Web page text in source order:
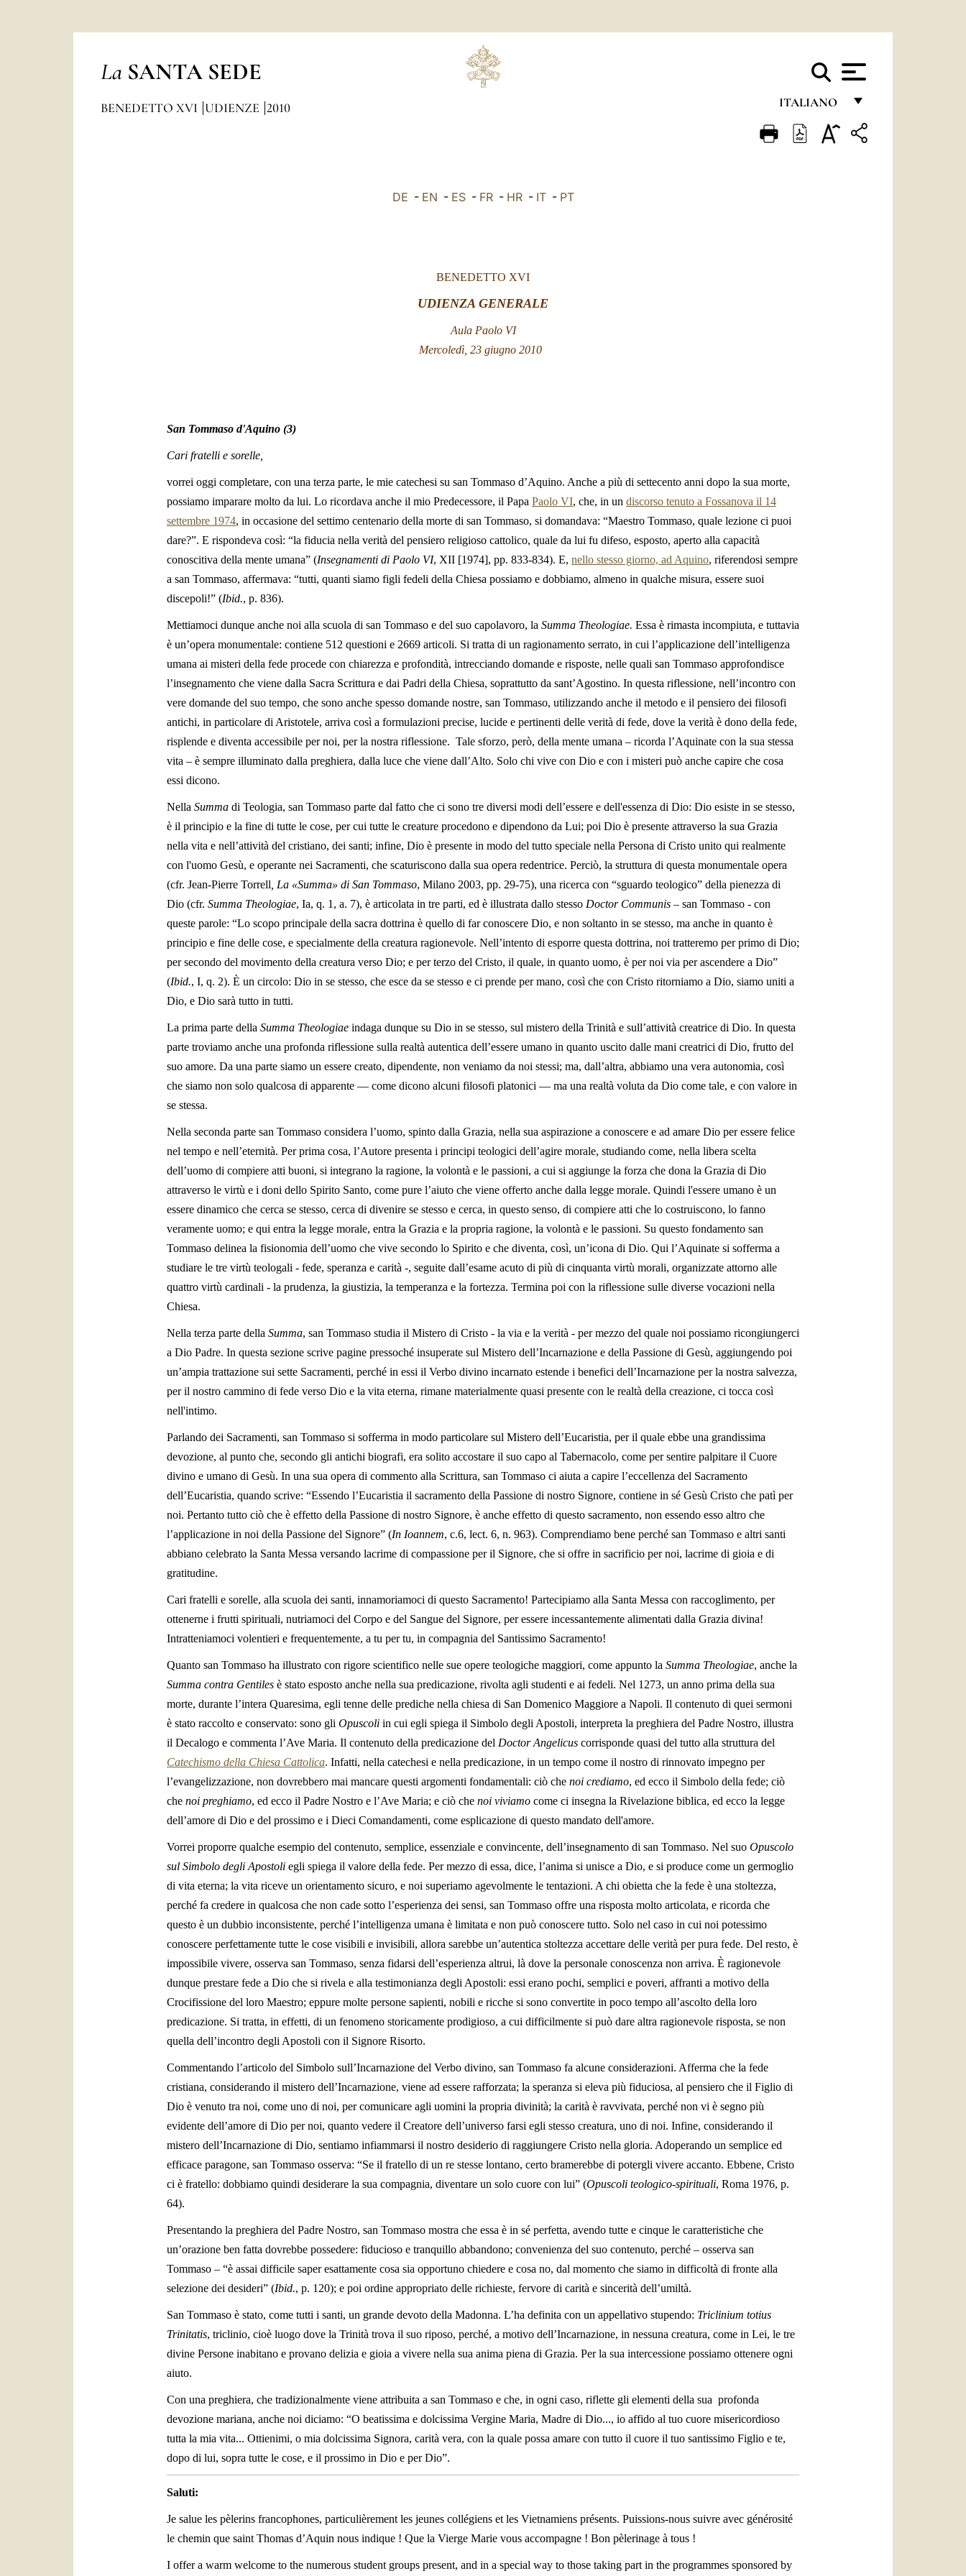
La SANTA SEDE
ITALIANO
FRANÇAIS
BENEDETTO XVI UDIENZE 2010
DE - EN - ES- FR- HR- IT- PT
BENEDETTO XVI
UDIENZA GENERALE
Aula Paolo VI
Mercoledì, 23 giugno 2010
San Tommaso d'Aquino (3)
Cari fratelli e sorelle,
vorrei oggi completare, con una terza parte, le mie catechesi su san Tommaso d’Aquino. Anche a più di settecento anni dopo la sua morte,
possiamo imparare molto da lui. Lo ricordava anche il mio Predecessore, il Papa Paolo VI, che, in un discorso tenuto a Fossanova il 14
settembre 1974, in occasione del settimo centenario della morte di san Tommaso, si domandava: “Maestro Tommaso, quale lezione ci puoi
dare?”. E rispondeva così: “la fiducia nella verità del pensiero religioso cattolico, quale da lui fu difeso, esposto, aperto alla capacità
conoscitiva della mente umana” (Insegnamenti di Paolo VI, XII [1974], pp. 833-834). E, nello stesso giorno, ad Aquino, riferendosi sempre
a san Tommaso, affermava: “tutti, quanti siamo figli fedeli della Chiesa possiamo e dobbiamo, almeno in qualche misura, essere suoi
discepoli!” (Ibid., p. 836).
Mettiamoci dunque anche noi alla scuola di san Tommaso e del suo capolavoro, la Summa Theologiae. Essa è rimasta incompiuta, e tuttavia
è un’opera monumentale: contiene 512 questioni e 2669 articoli. Si tratta di un ragionamento serrato, in cui l’applicazione dell’intelligenza
umana ai misteri della fede procede con chiarezza e profondità, intrecciando domande e risposte, nelle quali san Tommaso approfondisce
l’insegnamento che viene dalla Sacra Scrittura e dai Padri della Chiesa, soprattutto da sant’Agostino. In questa riflessione, nell’incontro con
vere domande del suo tempo, che sono anche spesso domande nostre, san Tommaso, utilizzando anche il metodo e il pensiero dei filosofi
antichi, in particolare di Aristotele, arriva così a formulazioni precise, lucide e pertinenti delle verità di fede, dove la verità è dono della fede,
risplende e diventa accessibile per noi, per la nostra riflessione. Tale sforzo, però, della mente umana – ricorda l’Aquinate con la sua stessa
vita – è sempre illuminato dalla preghiera, dalla luce che viene dall’Alto. Solo chi vive con Dio e con i misteri può anche capire che cosa
essi dicono.
Nella Summa di Teologia, san Tommaso parte dal fatto che ci sono tre diversi modi dell’essere e dell'essenza di Dio: Dio esiste in se stesso,
è il principio e la fine di tutte le cose, per cui tutte le creature procedono e dipendono da Lui; poi Dio è presente attraverso la sua Grazia
nella vita e nell’attività del cristiano, dei santi; infine, Dio è presente in modo del tutto speciale nella Persona di Cristo unito qui realmente
con l'uomo Gesù, e operante nei Sacramenti, che scaturiscono dalla sua opera redentrice. Perciò, la struttura di questa monumentale opera
(cfr. Jean-Pierre Torrell , La «Summa» di San Tommaso, Milano 2003, pp. 29-75), una ricerca con “sguardo teologico” della pienezza di
Dio (cfr. Summa Theologiae, Ia, q. 1, a. 7), è articolata in tre parti, ed è illustrata dallo stesso Doctor Communis – san Tommaso - con
queste parole: “Lo scopo principale della sacra dottrina è quello di far conoscere Dio, e non soltanto in se stesso, ma anche in quanto è
principio e fine delle cose, e specialmente della creatura ragionevole. Nell’intento di esporre questa dottrina, noi tratteremo per primo di Dio;
per secondo del movimento della creatura verso Dio; e per terzo del Cristo, il quale, in quanto uomo, è per noi via per ascendere a Dio”
(Ibid., I, q. 2). È un circolo: Dio in se stesso, che esce da se stesso e ci prende per mano, così che con Cristo ritorniamo a Dio, siamo uniti a
Dio, e Dio sarà tutto in tutti.
La prima parte della Summa Theologiae indaga dunque su Dio in se stesso, sul mistero della Trinità e sull’attività creatrice di Dio. In questa
parte troviamo anche una profonda riflessione sulla realtà autentica dell’essere umano in quanto uscito dalle mani creatrici di Dio, frutto del
suo amore. Da una parte siamo un essere creato, dipendente, non veniamo da noi stessi; ma, dall’altra, abbiamo una vera autonomia, così
che siamo non solo qualcosa di apparente — come dicono alcuni filosofi platonici — ma una realtà voluta da Dio come tale, e con valore in
se stessa.
Nella seconda parte san Tommaso considera l’uomo, spinto dalla Grazia, nella sua aspirazione a conoscere e ad amare Dio per essere felice
nel tempo e nell’eternità. Per prima cosa, l’Autore presenta i principi teologici dell’agire morale, studiando come, nella libera scelta
dell’uomo di compiere atti buoni, si integrano la ragione, la volontà e le passioni, a cui si aggiunge la forza che dona la Grazia di Dio
attraverso le virtù e i doni dello Spirito Santo, come pure l’aiuto che viene offerto anche dalla legge morale. Quindi l'essere umano è un
essere dinamico che cerca se stesso, cerca di divenire se stesso e cerca, in questo senso, di compiere atti che lo costruiscono, lo fanno
veramente uomo; e qui entra la legge morale, entra la Grazia e la propria ragione, la volontà e le passioni. Su questo fondamento san
Tommaso delinea la fisionomia dell’uomo che vive secondo lo Spirito e che diventa, così, un’icona di Dio. Qui l’Aquinate si sofferma a
studiare le tre virtù teologali - fede, speranza e carità -, seguite dall’esame acuto di più di cinquanta virtù morali, organizzate attorno alle
quattro virtù cardinali - la prudenza, la giustizia, la temperanza e la fortezza. Termina poi con la riflessione sulle diverse vocazioni nella
Chiesa.
Nella terza parte della Summa, san Tommaso studia il Mistero di Cristo - la via e la verità - per mezzo del quale noi possiamo ricongiungerci
a Dio Padre. In questa sezione scrive pagine pressoché insuperate sul Mistero dell’Incarnazione e della Passione di Gesù, aggiungendo poi
un’ampia trattazione sui sette Sacramenti, perché in essi il Verbo divino incarnato estende i benefici dell’Incarnazione per la nostra salvezza,
per il nostro cammino di fede verso Dio e la vita eterna, rimane materialmente quasi presente con le realtà della creazione, ci tocca così
nell'intimo.
Parlando dei Sacramenti, san Tommaso si sofferma in modo particolare sul Mistero dell’Eucaristia, per il quale ebbe una grandissima
devozione, al punto che, secondo gli antichi biografi, era solito accostare il suo capo al Tabernacolo, come per sentire palpitare il Cuore
divino e umano di Gesù. In una sua opera di commento alla Scrittura, san Tommaso ci aiuta a capire l’eccellenza del Sacramento
dell’Eucaristia, quando scrive: “Essendo l’Eucaristia il sacramento della Passione di nostro Signore, contiene in sé Gesù Cristo che patì per
noi. Pertanto tutto ciò che è effetto della Passione di nostro Signore, è anche effetto di questo sacramento, non essendo esso altro che
l’applicazione in noi della Passione del Signore” (In Ioannem, c.6, lect. 6, n. 963). Comprendiamo bene perché san Tommaso e altri santi
abbiano celebrato la Santa Messa versando lacrime di compassione per il Signore, che si offre in sacrificio per noi, lacrime di gioia e di
gratitudine.
Cari fratelli e sorelle, alla scuola dei santi, innamoriamoci di questo Sacramento! Partecipiamo alla Santa Messa con raccoglimento, per
ottenerne i frutti spirituali, nutriamoci del Corpo e del Sangue del Signore, per essere incessantemente alimentati dalla Grazia divina!
Intratteniamoci volentieri e frequentemente, a tu per tu, in compagnia del Santissimo Sacramento!
Quanto san Tommaso ha illustrato con rigore scientifico nelle sue opere teologiche maggiori, come appunto la Summa Theologiae, anche la
Summa contra Gentiles è stato esposto anche nella sua predicazione, rivolta agli studenti e ai fedeli. Nel 1273, un anno prima della sua
morte, durante l’intera Quaresima, egli tenne delle prediche nella chiesa di San Domenico Maggiore a Napoli. Il contenuto di quei sermoni
è stato raccolto e conservato: sono gli Opuscoli in cui egli spiega il Simbolo degli Apostoli, interpreta la preghiera del Padre Nostro, illustra
il Decalogo e commenta l’Ave Maria. Il contenuto della predicazione del Doctor Angelicus corrisponde quasi del tutto alla struttura del
Catechismo della Chiesa Cattolica. Infatti, nella catechesi e nella predicazione, in un tempo come il nostro di rinnovato impegno per
l’evangelizzazione, non dovrebbero mai mancare questi argomenti fondamentali: ciò che noi crediamo, ed ecco il Simbolo della fede; ciò
che noi preghiamo, ed ecco il Padre Nostro e l’Ave Maria; e ciò che noi viviamo come ci insegna la Rivelazione biblica, ed ecco la legge
dell’amore di Dio e del prossimo e i Dieci Comandamenti, come esplicazione di questo mandato dell'amore.
Vorrei proporre qualche esempio del contenuto, semplice, essenziale e convincente, dell’insegnamento di san Tommaso. Nel suo Opuscolo
sul Simbolo degli Apostoli egli spiega il valore della fede. Per mezzo di essa, dice, l’anima si unisce a Dio, e si produce come un germoglio
di vita eterna; la vita riceve un orientamento sicuro, e noi superiamo agevolmente le tentazioni. A chi obietta che la fede è una stoltezza,
perché fa credere in qualcosa che non cade sotto l’esperienza dei sensi, san Tommaso offre una risposta molto articolata, e ricorda che
questo è un dubbio inconsistente, perché l’intelligenza umana è limitata e non può conoscere tutto. Solo nel caso in cui noi potessimo
conoscere perfettamente tutte le cose visibili e invisibili, allora sarebbe un’autentica stoltezza accettare delle verità per pura fede. Del resto, è
impossibile vivere, osserva san Tommaso, senza fidarsi dell’esperienza altrui, là dove la personale conoscenza non arriva. È ragionevole
dunque prestare fede a Dio che si rivela e alla testimonianza degli Apostoli: essi erano pochi, semplici e poveri, affranti a motivo della
Crocifissione del loro Maestro; eppure molte persone sapienti, nobili e ricche si sono convertite in poco tempo all’ascolto della loro
predicazione. Si tratta, in effetti, di un fenomeno storicamente prodigioso, a cui difficilmente si può dare altra ragionevole risposta, se non
quella dell’incontro degli Apostoli con il Signore Risorto.
Commentando l’articolo del Simbolo sull’Incarnazione del Verbo divino, san Tommaso fa alcune considerazioni. Afferma che la fede
cristiana, considerando il mistero dell’Incarnazione, viene ad essere rafforzata; la speranza si eleva più fiduciosa, al pensiero che il Figlio di
Dio è venuto tra noi, come uno di noi, per comunicare agli uomini la propria divinità; la carità è ravvivata, perché non vi è segno più
evidente dell’amore di Dio per noi, quanto vedere il Creatore dell’universo farsi egli stesso creatura, uno di noi. Infine, considerando il
mistero dell’Incarnazione di Dio, sentiamo infiammarsi il nostro desiderio di raggiungere Cristo nella gloria. Adoperando un semplice ed
efficace paragone, san Tommaso osserva: “Se il fratello di un re stesse lontano, certo bramerebbe di potergli vivere accanto. Ebbene, Cristo
ci è fratello: dobbiamo quindi desiderare la sua compagnia, diventare un solo cuore con lui” (Opuscoli teologico-spirituali, Roma 1976, p.
64).
Presentando la preghiera del Padre Nostro, san Tommaso mostra che essa è in sé perfetta, avendo tutte e cinque le caratteristiche che
un’orazione ben fatta dovrebbe possedere: fiducioso e tranquillo abbandono; convenienza del suo contenuto, perché – osserva san
Tommaso – “è assai difficile saper esattamente cosa sia opportuno chiedere e cosa no, dal momento che siamo in difficoltà di fronte alla
selezione dei desideri” (Ibid., p. 120); e poi ordine appropriato delle richieste, fervore di carità e sincerità dell’umiltà.
San Tommaso è stato, come tutti i santi, un grande devoto della Madonna. L’ha definita con un appellativo stupendo: Triclinium totius
Trinitatis, triclinio, cioè luogo dove la Trinità trova il suo riposo, perché, a motivo dell’Incarnazione, in nessuna creatura, come in Lei, le tre
divine Persone inabitano e provano delizia e gioia a vivere nella sua anima piena di Grazia. Per la sua intercessione possiamo ottenere ogni
aiuto.
Con una preghiera, che tradizionalmente viene attribuita a san Tommaso e che, in ogni caso, riflette gli elementi della sua profonda
devozione mariana, anche noi diciamo: “O beatissima e dolcissima Vergine Maria, Madre di Dio..., io affido al tuo cuore misericordioso
tutta la mia vita... Ottienimi, o mia dolcissima Signora, carità vera, con la quale possa amare con tutto il cuore il tuo santissimo Figlio e te,
dopo di lui, sopra tutte le cose, e il prossimo in Dio e per Dio”.
Saluti:
Je salue les pèlerins francophones, particulièrement les jeunes collégiens et les Vietnamiens présents. Puissions-nous suivre avec générosité
le chemin que saint Thomas d’Aquin nous indique ! Que la Vierge Marie vous accompagne ! Bon pèlerinage à tous !
I offer a warm welcome to the numerous student groups present, and in a special way to those taking part in the programmes sponsored by